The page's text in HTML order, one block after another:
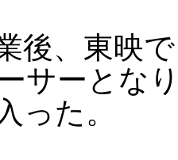
後、東映
サーとな
った。